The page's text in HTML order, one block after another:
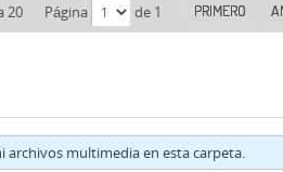
20
Página de 1 PRIMERO
archivos multimedia en esta carpeta.